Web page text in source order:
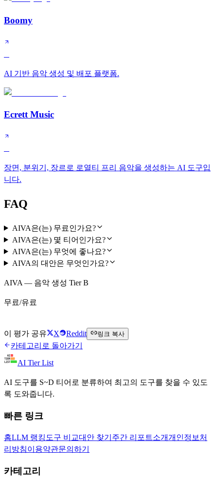
Boomy
AI 기반 음악 생성 및 배포 플랫폼.
Ecrett Music
장면, 분위기, 장르로 로열티 프리 음악을 생성하는 AI 도구입
니다.
FAQ
AIVA은(는) 무료인가요?
AIVA은(는) 몇 티어인가요?
AIVA은(는) 무엇에 좋나요?
AIVA의 대안은 무엇인가요?
AIVA — 음악 생성 Tier B
무료/유료
이 평가 공유 X Reddit 링크 복사
카테고리로 돌아가기
AI Tier List
AI 도구를 S~D 티어로 분류하여 최고의 도구를 찾을 수 있도
록 도와줍니다.
빠른 링크
홈LLM 랭킹 도구 비교대안 찾기 주간 리포트소개개인정보처
리방침이용약관문의하기
카테고리